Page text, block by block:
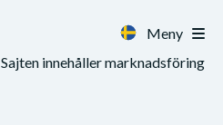
Meny
Sajten innehåller marknadsföring